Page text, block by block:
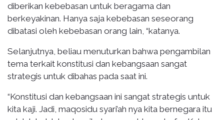
diberikan kebebasan untuk beragama dan
berkeyakinan. Hanya saja kebebasan seseorang
dibatasi oleh kebebasan orang lain, “katanya.
Selanjutnya, beliau menuturkan bahwa pengambilan
tema terkait konstitusi dan kebangsaan sangat
strategis untuk dibahas pada saat ini.
“Konstitusi dan kebangsaan ini sangat strategis untuk
kita kaji. Jadi, maqosidu syari’ah nya kita bernegara itu